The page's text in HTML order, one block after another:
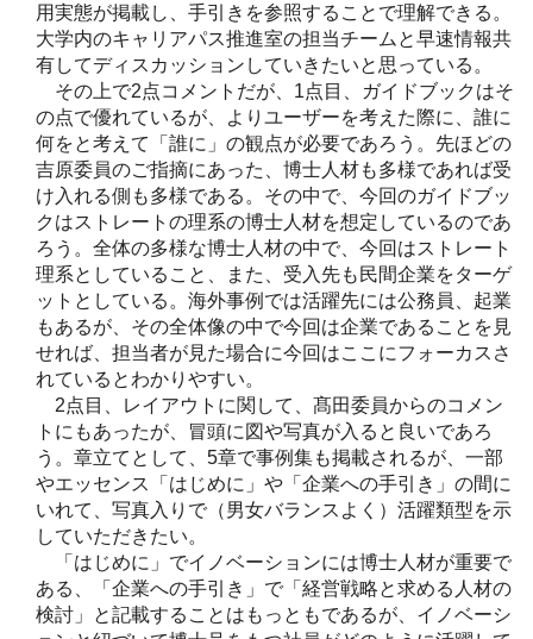
用実態が掲載し、手引きを参照することで理解できる。
大学内のキャリアパス推進室の担当チームと早速情報共
有してディスカッションしていきたいと思っている。
その上で2点コメントだが、1点目、ガイドブックはそ
の点で優れているが、よりユーザーを考えた際に、誰に
何をと考えて「誰に」の観点が必要であろう。先ほどの
吉原委員のご指摘にあった、博士人材も多様であれば受
け入れる側も多様である。その中で、今回のガイドブッ
クはストレートの理系の博士人材を想定しているのであ
ろう。全体の多様な博士人材の中で、今回はストレート
理系としていること、また、受入先も民間企業をターゲ
ットとしている。海外事例では活躍先には公務員、起業
もあるが、その全体像の中で今回は企業であることを見
せれば、担当者が見た場合に今回はここにフォーカスさ
れているとわかりやすい。
2点目、レイアウトに関して、髙田委員からのコメン
トにもあったが、冒頭に図や写真が入ると良いであろ
う。章立てとして、5章で事例集も掲載されるが、一部
やエッセンス「はじめに」や「企業への手引き」の間に
いれて、写真入りで（男女バランスよく）活躍類型を示
していただきたい。
「はじめに」でイノベーションには博士人材が重要で
ある、「企業への手引き」で「経営戦略と求める人材の
検討」と記載することはもっともであるが、イノベーシ